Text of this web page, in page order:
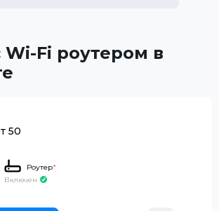
Fi роутером в
50
Роутер*
Включен